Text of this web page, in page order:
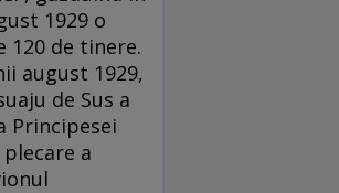
1929 o
120 de tinere.
august 1929,
de Sus a
Principesei
a